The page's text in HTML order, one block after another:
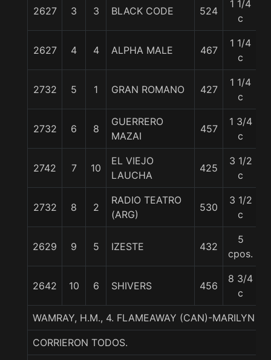
2627 3 3 BLACK CODE 524
1 1/4
c
2627 4 4 ALPHA MALE 467
1 1/4
c
2732 5 1 GRAN ROMANO 427
1 1/4
c
2732 6 8
GUERRERO
MAZAI
457
1 3/4
c
2742 7 10
EL VIEJO
LAUCHA
425
3 1/2
c
2732 8 2
RADIO TEATRO
(ARG)
530
3 1/2
c
2629 9 5 IZESTE 432
5
cpos.
2642 10 6 SHIVERS 456
8 3/4
c
WAMRAY, H.M., 4. FLAMEAWAY (CAN)-MARILYN
CORRIERON TODOS.